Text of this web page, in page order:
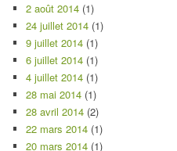
2 août 2014 (1)
24 juillet 2014 (1)
9 juillet 2014 (1)
6 juillet 2014 (1)
4 juillet 2014 (1)
28 mai 2014 (1)
28 avril 2014 (2)
22 mars 2014 (1)
20 mars 2014 (1)